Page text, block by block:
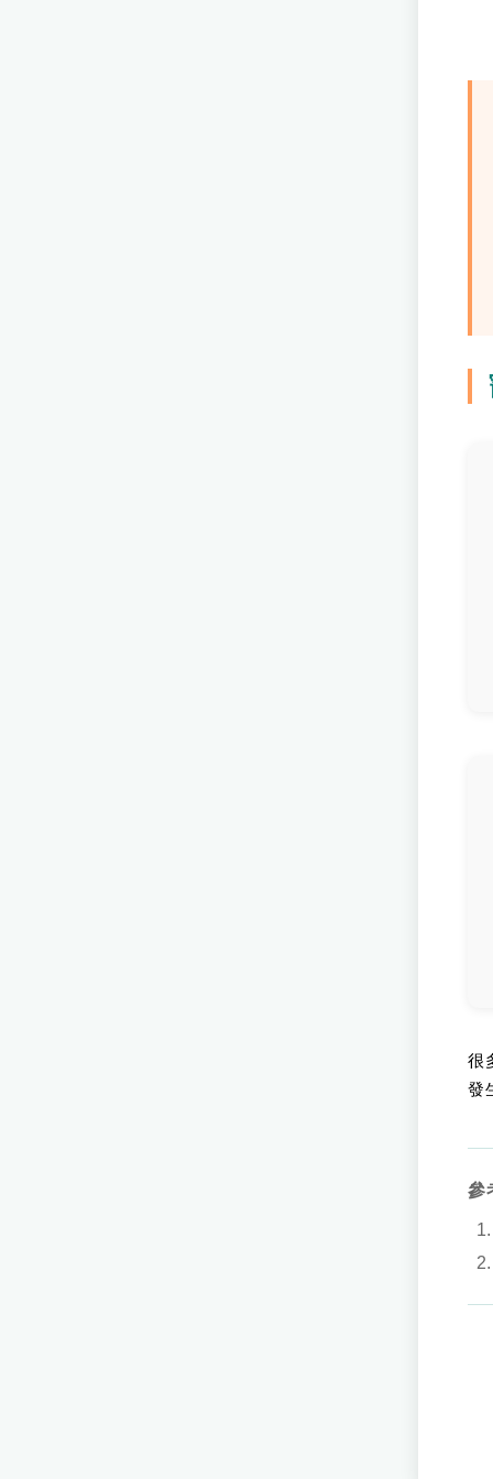
很
發
參